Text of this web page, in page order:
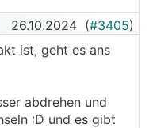
26.10.2024 (#3405)
ist, geht es ans
abdrehen und
:D und es gibt